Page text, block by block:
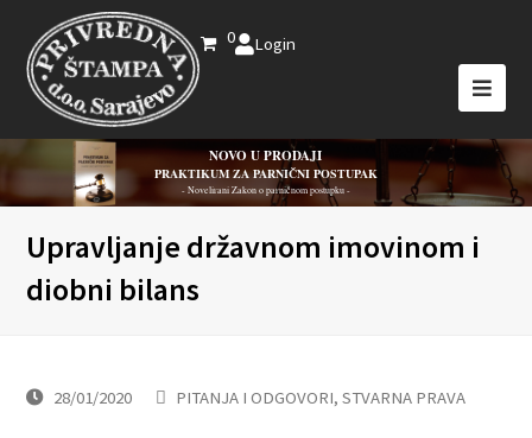
0 Login
NOVO U PRODAJI
PRAKTIKUM ZA PARNIČNI POSTUPAK
- Novelirani Zakon o parničnom postupku -
Upravljanje državnom imovinom i
diobni bilans
28/01/2020 PITANJA I ODGOVORI,STVARNA PRAVA